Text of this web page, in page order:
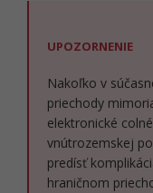
UPOZORNENIE
Nakoľko v
priechody
elektronické
vnútrozemskej
predísť
hraničnom